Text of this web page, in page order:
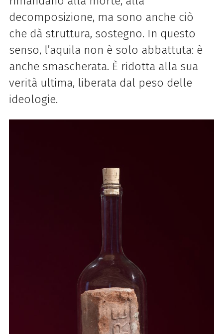
decomposizione, ma sono anche ciò
che dà struttura, sostegno. In questo
senso, l’aquila non è solo abbattuta: è
anche smascherata. È ridotta alla sua
verità ultima, liberata dal peso delle
ideologie.